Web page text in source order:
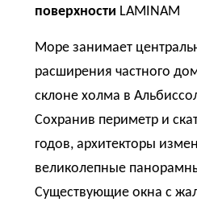
поверхности LAMINAM
Море занимает
расширения частного
склоне холма в
Сохранив периметр и
годов, архитекторы
великолепные
Существующие окна с